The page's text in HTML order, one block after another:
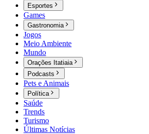
Esportes
Games
Gastronomia
Jogos
Meio Ambiente
Mundo
Orações Itatiaia
Podcasts
Pets e Animais
Política
Saúde
Trends
Turismo
Últimas Notícias